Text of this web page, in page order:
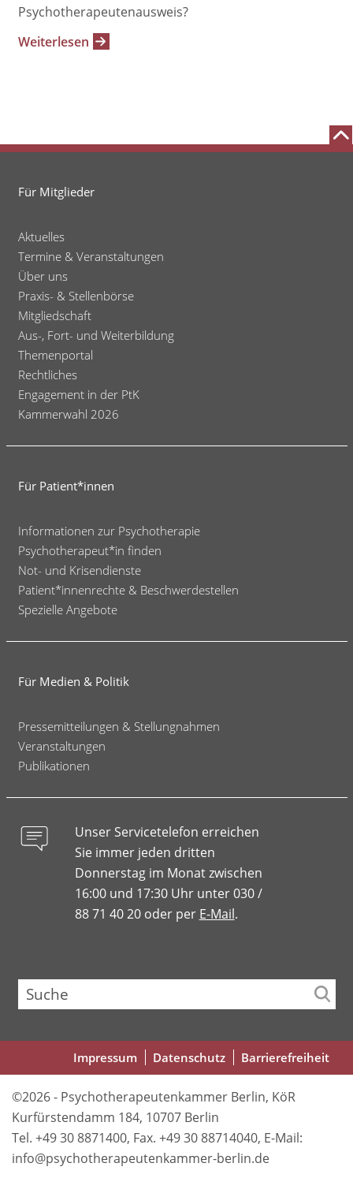
Psychotherapeutenausweis?
Weiterlesen
Für Mitglieder
Aktuelles
Termine & Veranstaltungen
Über uns
Praxis- & Stellenbörse
Mitgliedschaft
Aus-, Fort- und Weiterbildung
Themenportal
Rechtliches
Engagement in der PtK
Kammerwahl 2026
Für Patient*innen
Informationen zur Psychotherapie
Psychotherapeut*in finden
Not- und Krisendienste
Patient*innenrechte & Beschwerdestellen
Spezielle Angebote
Für Medien & Politik
Pressemitteilungen & Stellungnahmen
Veranstaltungen
Publikationen
Unser Servicetelefon erreichen
Sie immer jeden dritten
Donnerstag im Monat zwischen
16:00 und 17:30 Uhr unter 030 /
88 71 40 20 oder per E-Mail.
Suche
Fußbereichsmenü
Impressum Datenschutz Barrierefreiheit
©2026 - Psychotherapeutenkammer Berlin, KöR
Kurfürstendamm 184, 10707 Berlin
Tel. +49 30 8871400, Fax. +49 30 88714040, E-Mail:
info@psychotherapeutenkammer-berlin.de